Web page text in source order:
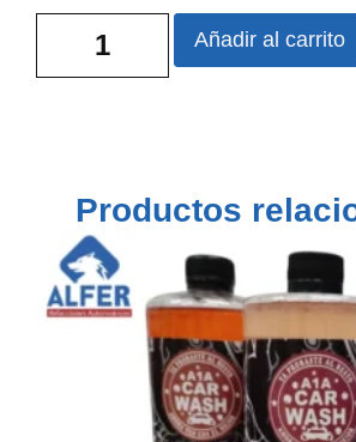
Añadir al carrito
Productos